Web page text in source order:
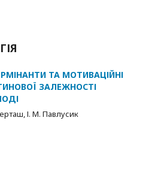
ТА МОТИВАЦІЙНІ
ЗАЛЕЖНОСТІ
І. М. Павлусик